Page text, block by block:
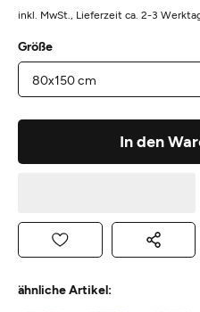
inkl. MwSt., Lieferzeit ca. 2-3
Größe
In den
ähnliche Artikel: